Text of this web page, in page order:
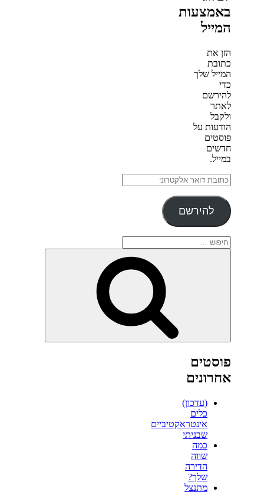
באמצעות
המייל
הזן את
כתובת
המייל שלך
כדי
להירשם
לאתר
ולקבל
הודעות על
פוסטים
חדשים
במייל.
כתובת
דואר
אלקטרוני
להירשם
חפש:
פוסטים
אחרונים
(עדכון)
כלים
אינטראקטיביים
שבניתי
כמה
שווה
הדירה
שלך?
מתנצל